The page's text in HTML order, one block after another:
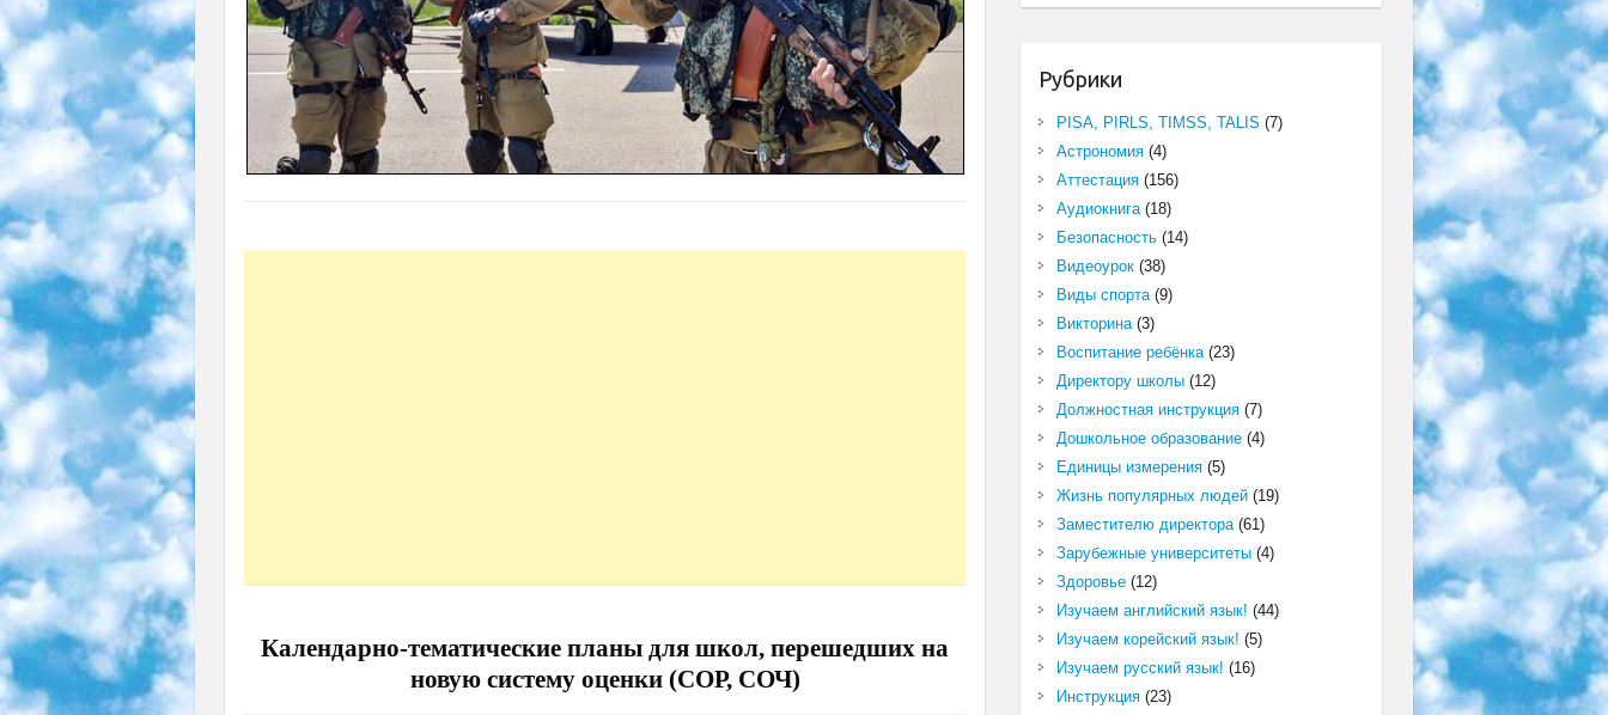
Календарно-тематические планы для школ, перешедших на
новую систему оценки (СОР, СОЧ)
Рубрики
PISA, PIRLS, TIMSS, TALIS (7)
Астрономия(4)
Аттестация(156)
Аудиокнига(18)
Безопасность(14)
Видеоурок(38)
Виды спорта(9)
Викторина(3)
Воспитание ребёнка(23)
Директору школы(12)
Должностная инструкция(7)
Дошкольное образование(4)
Единицы измерения(5)
Жизнь популярных людей(19)
Заместителю директора(61)
Зарубежные университеты(4)
Здоровье(12)
Изучаем английский язык! (44)
Изучаем корейский язык! (5)
Изучаем русский язык! (16)
Инструкция(23)